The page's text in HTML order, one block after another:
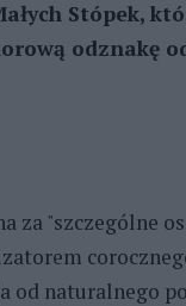
Stópek,
odznakę
za "szczególne
od naturalnego